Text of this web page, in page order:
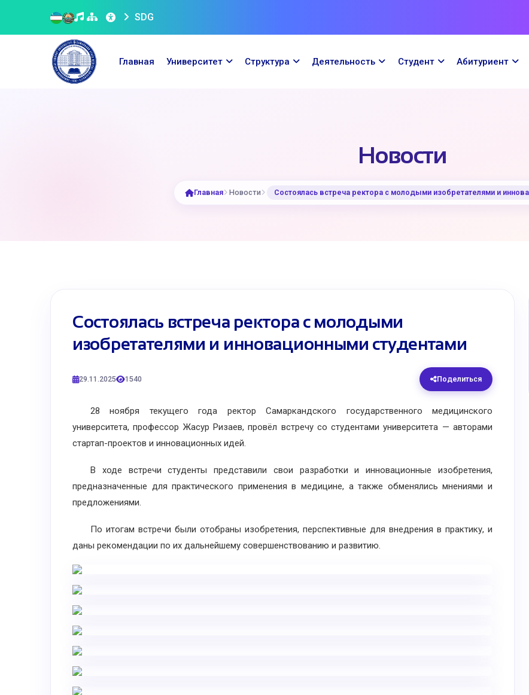
SDG
Главная Университет Структура Деятельность Cтудент Абитуриент
Новости
Главная Новости Состоялась встреча ректора с молодыми изобретателями и
Состоялась встреча ректора с молодыми
изобретателями и инновационными студентами
29.11.2025 1540 Поделиться
28 ноября текущего года ректор Самаркандского государственного медицинского
университета, профессор Жасур Ризаев, провёл встречу со студентами университета — авторами
стартап-проектов и инновационных идей.
В ходе встречи студенты представили свои разработки и инновационные изобретения,
предназначенные для практического применения в медицине, а также обменялись мнениями и
предложениями.
По итогам встречи были отобраны изобретения, перспективные для внедрения в практику, и
даны рекомендации по их дальнейшему совершенствованию и развитию.